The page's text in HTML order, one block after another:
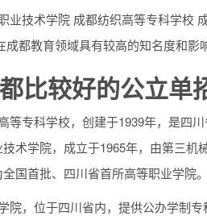
业技术学院 成都纺织高等专科学校
成都教育领域具有较高的知名度和影
比较好的公立单
等专科学校，创建于1939年，是四
术学院，成立于1965年，由第三
国首批、四川省首所高等职业学院。
院，位于四川省内，提供公办学制